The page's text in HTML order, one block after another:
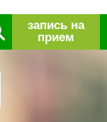
запись на
прием